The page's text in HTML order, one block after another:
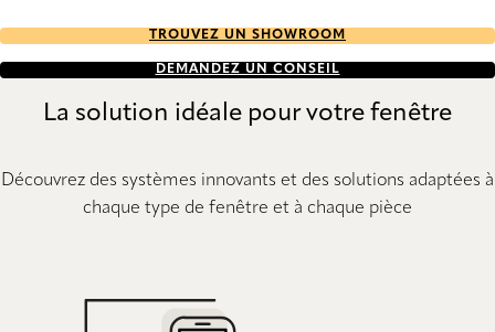
TROUVEZ UN SHOWROOM
DEMANDEZ UN CONSEIL
La solution idéale pour votre fenêtre
Découvrez des systèmes innovants et des solutions adaptées à
chaque type de fenêtre et à chaque pièce